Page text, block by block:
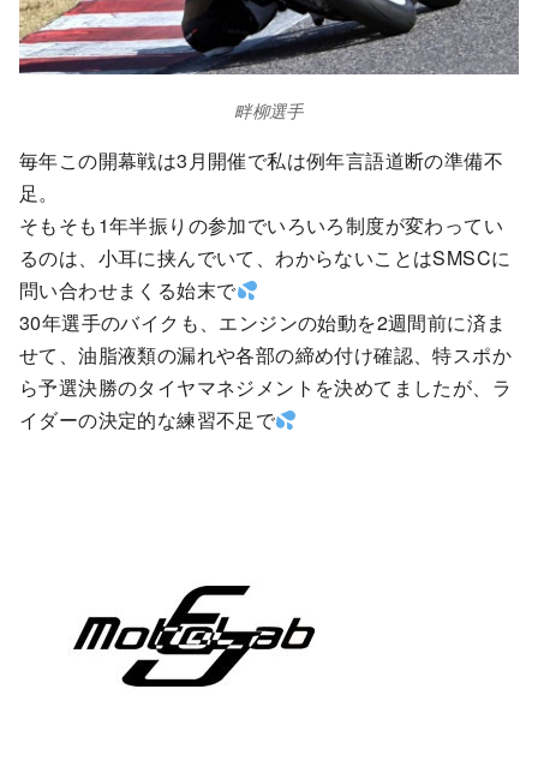
畔柳選手
毎年この開幕戦は3月開催で私は例年言語道断の準備不
足。
そもそも1年半振りの参加でいろいろ制度が変わってい
るのは、小耳に挟んでいて、わからないことはSMSCに
問い合わせまくる始末で
30年選手のバイクも、エンジンの始動を2週間前に済ま
せて、油脂液類の漏れや各部の締め付け確認、特スポか
ら予選決勝のタイヤマネジメントを決めてましたが、ラ
イダーの決定的な練習不足で